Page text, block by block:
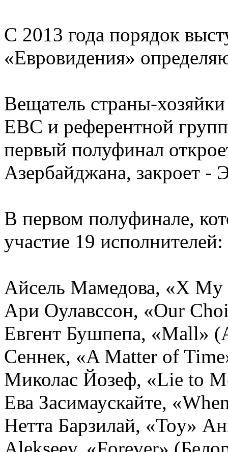
С 2013 года порядок
«Евровидения»
Вещатель страны-
ЕВС и референтной
первый полуфинал
Азербайджана, закроет -
В первом полуфинале,
участие 19 исполнителей:
Айсель Мамедова, «X
Ари Оулавссон, «Our
Евгент Бушпепа, «Mall»
Сеннек, «A Matter of
Миколас Йозеф, «Lie to
Ева Засимаускайте,
Нетта Барзилай, «Toy»